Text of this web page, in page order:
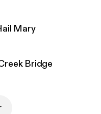
Mary
Bridge